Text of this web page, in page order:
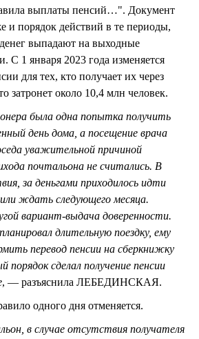
выплаты пенсий…". Документ
и порядок действий в те периоды,
выпадают на выходные
С 1 января 2023 года изменяется
для тех, кто получает их через
затронет около 10,4 млн человек.
была одна попытка получить
день дома, а посещение врача
уважительной причиной
почтальона не считались. В
за деньгами приходилось идти
ждать следующего месяца.
вариант-выдача доверенности.
длительную поездку, ему
перевод пенсии на сберкнижку
порядок сделал получение пенсии
, — разъяснила ЛЕБЕДИНСКАЯ.
одного дня отменяется.
в случае отсутствия получателя